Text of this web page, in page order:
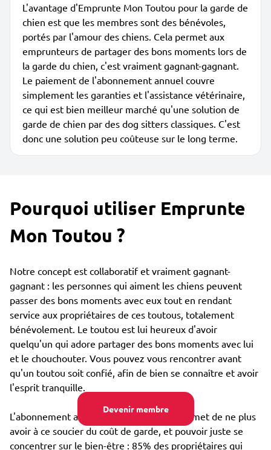
Devenir membre
L'avantage d'Emprunte Mon Toutou pour la garde de
chien est que les membres sont des bénévoles,
portés par l'amour des chiens. Cela permet aux
emprunteurs de partager des bons moments lors de
la garde du chien, c'est vraiment gagnant-gagnant.
Le paiement de l'abonnement annuel couvre
simplement les garanties et l'assistance vétérinaire,
ce qui est bien meilleur marché qu'une solution de
garde de chien par des dog sitters classiques. C'est
donc une solution peu coûteuse sur le long terme.
Pourquoi utiliser Emprunte
Mon Toutou ?
Notre concept est collaboratif et vraiment gagnant-
gagnant : les personnes qui aiment les chiens peuvent
passer des bons moments avec eux tout en rendant
service aux propriétaires de ces toutous, totalement
bénévolement. Le toutou est lui heureux d'avoir
quelqu'un qui adore partager des bons moments avec lui
et le chouchouter. Vous pouvez vous rencontrer avant
qu'un toutou soit confié, afin de bien se connaître et avoir
l'esprit tranquille.
L'abonnement annuel très bon marché permet de ne plus
avoir à ce soucier du coût de garde, et pouvoir juste se
concentrer sur le bien-être : 85% des propriétaires qui